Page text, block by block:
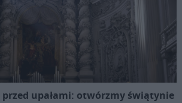
przed upałami: otwórzmy świątynie